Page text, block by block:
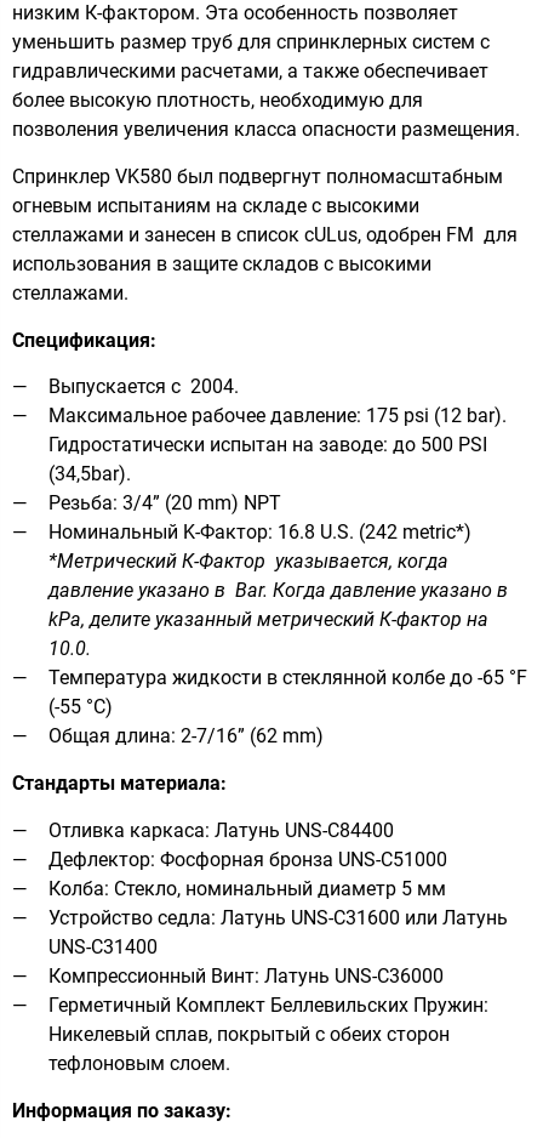
низким К-фактором. Эта особенность позволяет
уменьшить размер труб для спринклерных систем с
гидравлическими расчетами, а также обеспечивает
более высокую плотность, необходимую для
позволения увеличения класса опасности размещения.
Спринклер VK580 был подвергнут полномасштабным
огневым испытаниям на складе с высокими
стеллажами и занесен в список сULus, одобрен FM для
использования в защите складов с высокими
стеллажами.
Спецификация:
Выпускается с 2004.
Максимальное рабочее давление: 175 psi (12 bar).
Гидростатически испытан на заво­де: до 500 PSI
(34,5bar).
Резьба: 3/4” (20 mm) NPT
Номинальный K-Фактор: 16.8 U.S. (242 metric*)
*Метрический К-Фактор указывается, когда
давление указано в Bar. Когда давление указано в
kPa, делите указанный метрический К-фактор на
10.0.
Температура жидкости в стеклянной колбе до -65 °F
(-55 °C)
Общая длина: 2-7/16” (62 mm)
Стандарты материала:
Отливка каркаса: Латунь UNS-C84400
Дефлектор: Фосфорная бронза UNS-C51000
Колба: Стекло, номинальный диаметр 5 мм
Устройство седла: Латунь UNS-C31600 или Латунь
UNS-C31400
Компрессионный Винт: Латунь UNS-C36000
Герметичный Комплект Беллевильских Пружин:
Никелевый сплав, покрытый с обеих сторон
тефлоновым слоем.
Информация по заказу: